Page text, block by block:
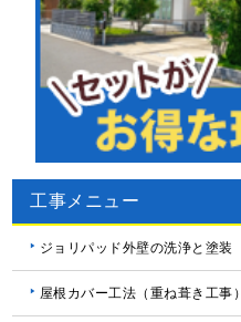
工事メニュー
ジョリパッド外壁の洗浄と塗装
屋根カバー工法（重ね葺き工事）